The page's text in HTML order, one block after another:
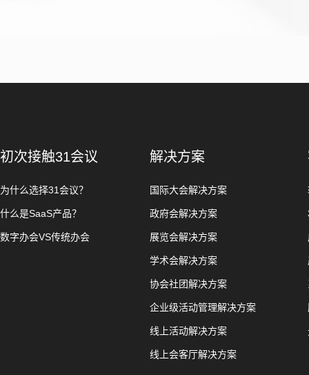
初次接触31会议
为什么选择31会议？
什么是SaaS产品？
数字办会VS传统办会
解决方案
国际大会解决方案
政府会解决方案
展览会解决方案
学术会解决方案
协会社团解决方案
企业级活动管理解决方案
线上活动解决方案
线上会客厅解决方案